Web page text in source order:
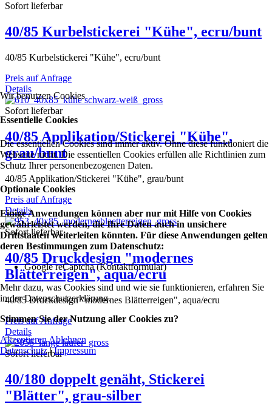
Sofort lieferbar
40/85 Kurbelstickerei "Kühe", ecru/bunt
40/85 Kurbelstickerei "Kühe", ecru/bunt
Preis auf Anfrage
Details
Sofort lieferbar
40/85 Applikation/Stickerei "Kühe",
grau/bunt
40/85 Applikation/Stickerei "Kühe", grau/bunt
Preis auf Anfrage
Details
Sofort lieferbar
40/85 Druckdesign "modernes
Blätterreigen", aqua/ecru
40/85 Druckdesign "modernes Blätterreigen", aqua/ecru
Preis auf Anfrage
Details
Sofort lieferbar
40/180 doppelt genäht, Stickerei
"Blätter", grau-silber
Wir benutzen Cookies
Essentielle Cookies
Die essentiellen Cookies sind immer aktiv. Ohne diese funktioniert die
Webseite nicht. Die essentiellen Cookies erfüllen alle Richtlinien zum
Schutz Ihrer personenbezogenen Daten.
Optionale Cookies
Einige Anwendungen können aber nur mit Hilfe von Cookies
gewährleistet werden, die Ihre Daten auch in unsichere
Drittstaaten weiterleiten könnten. Für diese Anwendungen gelten
deren Bestimmungen zum Datenschutz:
Google reCaptcha (Kontaktformular)
Mehr dazu, was Cookies sind und wie sie funktionieren, erfahren Sie
in der Datenschutzerklärung.
Stimmen Sie der Nutzung aller Cookies zu?
AkzeptierenAblehnen
Datenschutz|Impressum